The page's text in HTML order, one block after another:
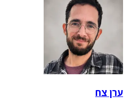
ערן צח